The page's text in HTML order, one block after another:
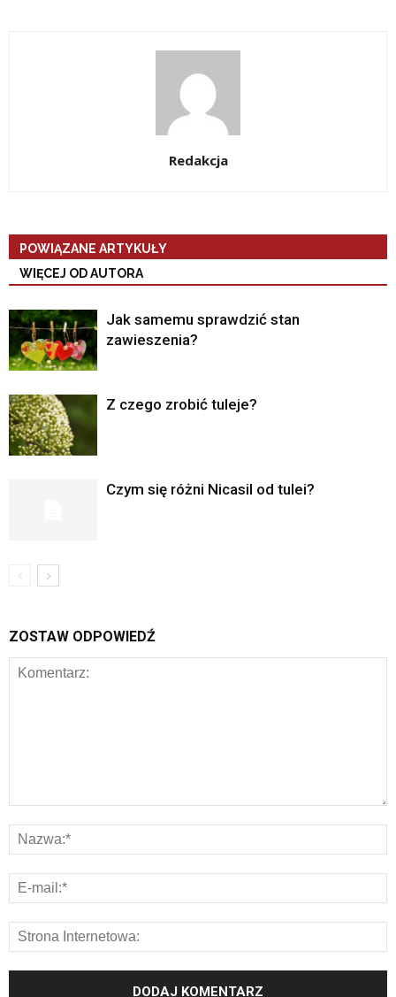
Redakcja
POWIĄZANE ARTYKUŁY
WIĘCEJ OD AUTORA
Jak samemu sprawdzić stan
zawieszenia?
Z czego zrobić tuleje?
Czym się różni Nicasil od tulei?
ZOSTAW ODPOWIEDŹ